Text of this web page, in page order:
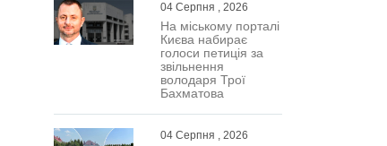
04 Серпня , 2026
На міському порталі
Києва набирає
голоси петиція за
звільнення
володаря Трої
Бахматова
04 Серпня , 2026